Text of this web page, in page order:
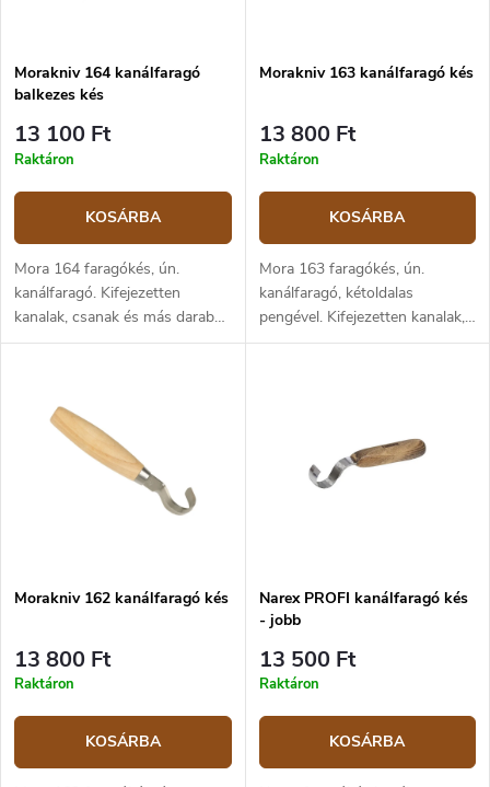
Morakniv 164 kanálfaragó
balkezes kés
13 100 Ft
Raktáron
KOSÁRBA
Mora 164 faragókés, ún.
kanálfaragó. Kifejezetten
kanalak, csanak és más darabok
vágására, ahol mélyedést kell
penge. Nyírfa markolata, tipikus
hordó alakú. A 164-es modell
van a legjobban behajlítva
(körátmérője megközelítőleg 1,3
cm), egyoldalas balkezes
Morakniv 163 kanálfaragó kés
13 800 Ft
Raktáron
KOSÁRBA
Mora 163 faragókés, ún.
kanálfaragó, kétoldalas
pengével. Kifejezetten kanalak,
csanak és más darabok
penge. Nyírfa markolata, tipikus
hordó alakú. A 163-as modell
körátmérője megközelítőleg 2,5
Morakniv 162 kanálfaragó kés
13 800 Ft
Raktáron
KOSÁRBA
Narex PROFI kanálfaragó kés
- jobb
13 500 Ft
Raktáron
KOSÁRBA